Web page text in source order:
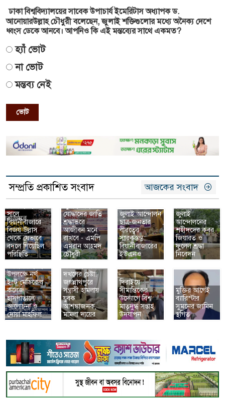
ঢাকা বিশ্ববিদ্যালয়ের সাবেক উপাচার্য ইমেরিটাস অধ্যাপক ড.
আনোয়ারউল্লাহ চৌধুরী বলেছেন, জুলাই শক্তিগুলোর মধ্যে অনৈক্য দেশে
ধ্বংস ডেকে আনবে। আপনিও কি এই মন্তব্যের সাথে একমত?
হ্যাঁ ভোট
না ভোট
মন্তব্য নেই
ভোট
সম্প্রতি প্রকাশিত সংবাদ আজকের সংবাদ
৫ আগস্ট:
আজকের এই
সালে
বিয়ানীবাজারে
বিজয় উল্লাস
থেকে যেভাবে
বদলে গিয়েছিল
পরিস্থিতি
যোদ্ধাদের জাতি
শ্রদ্ধাভরে
আজীবন মনে
রাখবে - এমপি
এমরান আহমদ
চৌধুরী
জুলাই আন্দোলন
ছাত্র-জনতার
বীরত্বের
স্মারকস্তম্ভ:
বিয়ানীবাজারের
ইউএনও
জুলাই
আন্দোলনের
শহীদদের কবর
জিয়ারত ও
ফুলেল শ্রদ্ধা
নিবেদন
জুলাই
গণঅভ্যুত্থান
উপলক্ষে নর্থ
ইস্ট মেডিকেল
কলেজ
হাসপাতালে
আলোচনা ও
দোয়া মাহফিল
প্রবাসীর মৃত্যুর
দখলের চেষ্টা:
জগন্নাথপুরে
সন্ত্রাসী হামলায়
যুবক
আশঙ্কাজনক,
মামলা দায়ের
দিরাইয়ে
সীমান্তিকের
উদ্যোগে বিশ্ব
মাতৃদুগ্ধ সপ্তাহ
উদযাপন
মুক্তির আগেই
ব্যারিস্টার
সুমনের জামিন
স্থগিত